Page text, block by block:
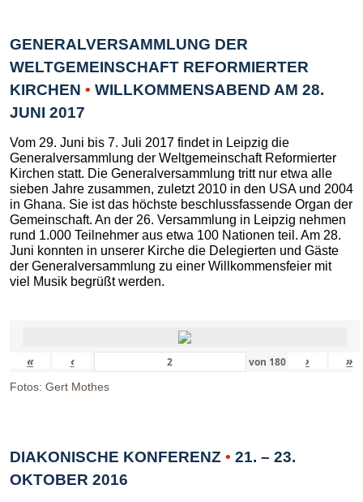
GENERALVERSAMMLUNG DER
WELTGEMEINSCHAFT REFORMIERTER
KIRCHEN • WILLKOMMENSABEND AM 28.
JUNI 2017
Vom 29. Juni bis 7. Juli 2017 findet in Leipzig die
Generalversammlung der Weltgemeinschaft Reformierter
Kirchen statt. Die Generalversammlung tritt nur etwa alle
sieben Jahre zusammen, zuletzt 2010 in den USA und 2004
in Ghana. Sie ist das höchste beschlussfassende Organ der
Gemeinschaft. An der 26. Versammlung in Leipzig nehmen
rund 1.000 Teilnehmer aus etwa 100 Nationen teil. Am 28.
Juni konnten in unserer Kirche die Delegierten und Gäste
der Generalversammlung zu einer Willkommensfeier mit
viel Musik begrüßt werden.
« ‹ von 180 › »
Fotos: Gert Mothes
DIAKONISCHE KONFERENZ • 21. – 23.
OKTOBER 2016